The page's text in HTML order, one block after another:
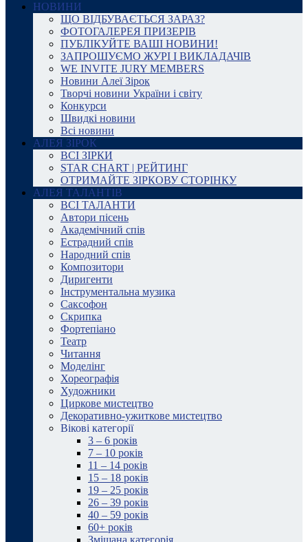
НОВИНИ
ЩО ВІДБУВАЄТЬСЯ ЗАРАЗ?
ФОТОГАЛЕРЕЯ ПРИЗЕРІВ
ПУБЛІКУЙТЕ ВАШІ НОВИНИ!
ЗАПРОШУЄМО ЖУРІ І ВИКЛАДАЧІВ
WE INVITE JURY MEMBERS
Новини Алеї Зірок
Творчі новини України і світу
Конкурси
Швидкі новини
Всі новини
АЛЕЯ ЗІРОК
ВСІ ЗІРКИ
STAR CHART | РЕЙТИНГ
ОТРИМАЙТЕ ЗІРКОВУ СТОРІНКУ
АЛЕЯ ТАЛАНТІВ
ВСІ ТАЛАНТИ
Автори пісень
Академічний спів
Естрадний спів
Народний спів
Композитори
Диригенти
Інструментальна музика
Саксофон
Скрипка
Фортепіано
Театр
Читання
Моделінг
Хореографія
Художники
Циркове мистецтво
Декоративно-ужиткове мистецтво
Вікові категорії
3 – 6 років
7 – 10 років
11 – 14 років
15 – 18 років
19 – 25 років
26 – 39 років
40 – 59 років
60+ років
Змішана категорія